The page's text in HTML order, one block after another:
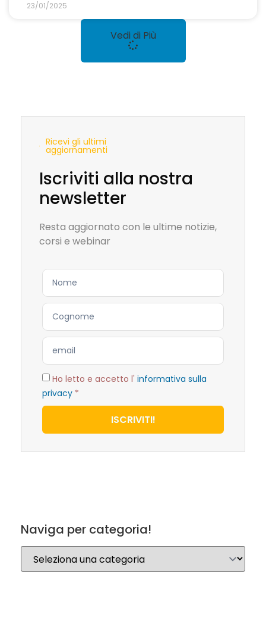
23/01/2025
Vedi di Più
Ricevi gli ultimi
aggiornamenti
Iscriviti alla nostra
newsletter
Resta aggiornato con le ultime notizie,
corsi e webinar
Ho letto e accetto l' informativa sulla
privacy *
ISCRIVITI!
Naviga per categoria!